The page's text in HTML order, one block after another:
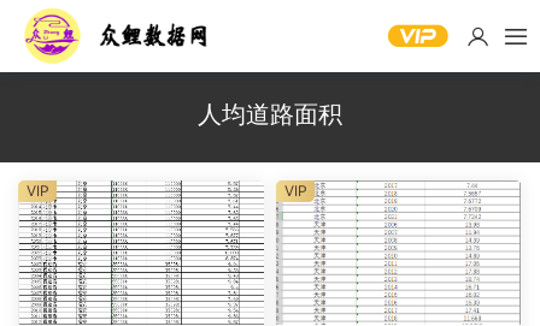
人均道路面积
VIP VIP